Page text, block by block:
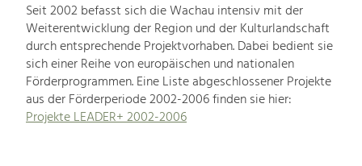
Seit 2002 befasst sich die Wachau intensiv mit der
Weiterentwicklung der Region und der Kulturlandschaft
durch entsprechende Projektvorhaben. Dabei bedient sie
sich einer Reihe von europäischen und nationalen
Förderprogrammen. Eine Liste abgeschlossener Projekte
aus der Förderperiode 2002-2006 finden sie hier:
Projekte LEADER+ 2002-2006